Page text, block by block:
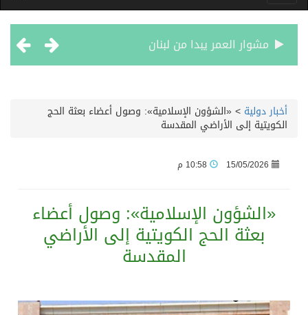
مشوار العمر يبدا من لبنان
أخبار دولية >«الشؤون الإسلامية»: وصول أعضاء بعثة الحج
الكويتية إلى الأراضي المقدسة
15/05/2026
«الشؤون الإسلامية»: وصول أعضاء
بعثة الحج الكويتية إلى الأراضي
المقدسة